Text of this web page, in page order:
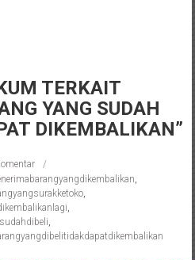
TERKAIT
YANG SUDAH
DIKEMBALIKAN”
,
,
,
,